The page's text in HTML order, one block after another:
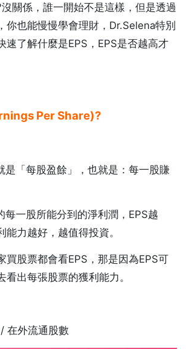
關係，誰一開始不是這樣，但是透過
你也能慢慢學會理財，Dr.Selena特別
速了解什麼是EPS，EPS是否越高才
Per Share)?
是「每股盈餘」，也就是：每一股賺
每一股所能分到的淨利潤，EPS越
能力越好，越值得投資。
買股票都會看EPS，那是因為EPS可
看出每張股票的獲利能力。
在外流通股數